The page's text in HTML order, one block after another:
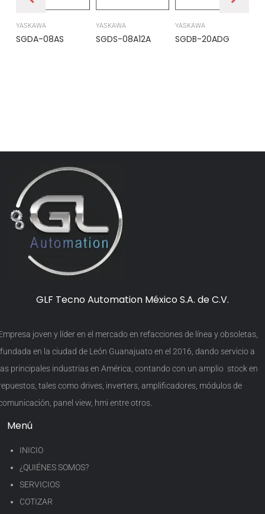
YASKAWA
SGDA-08AS
YASKAWA
SGDS-08A12A
YASKAWA
SGDB-20ADG
GLF Tecno Automation México S.A. de C.V.
joven y líder en el mercado en refacciones de línea y obsoletas,
en la ciudad de León Guanajuato en el 2016, dando servicio a
principales industrias en América, contando con un amplio stock en
tales como drives, inverters, amplificadores, módulos de
panel view, hmi entre otros.
Menú
INICIO
¿QUIÉNES SOMOS?
SERVICIOS
COTIZAR